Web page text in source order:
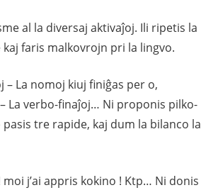
al la diversaj aktivaĵoj. Ili ripetis la
faris malkovrojn pri la lingvo.
– La nomoj kiuj finiĝas per o,
– La verbo-finaĵoj… Ni proponis pilko-
tre rapide, kaj dum la bilanco la
j’ai appris kokino ! Ktp… Ni donis